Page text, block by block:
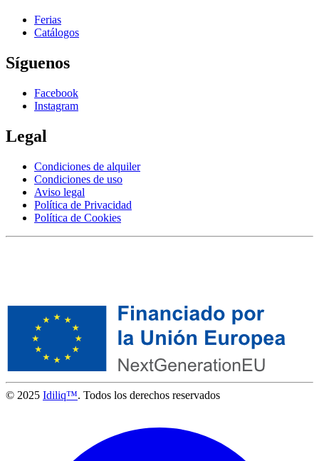
Ferias
Catálogos
Síguenos
Facebook
Instagram
Legal
Condiciones de alquiler
Condiciones de uso
Aviso legal
Política de Privacidad
Política de Cookies
© 2025 Idiliq™. Todos los derechos reservados